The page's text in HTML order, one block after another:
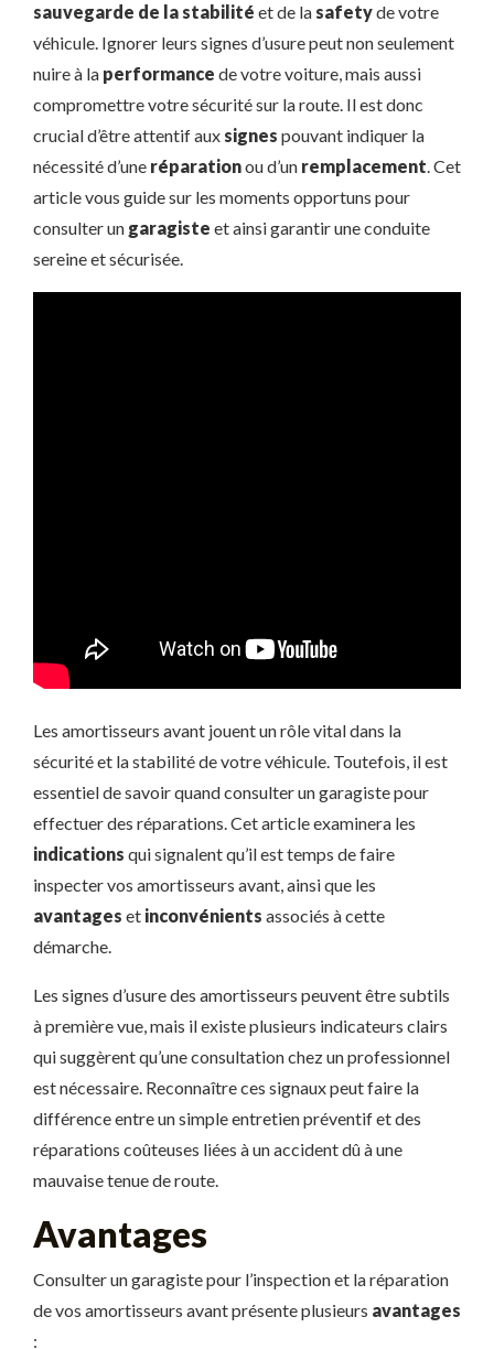
sauvegarde de la stabilité et de la safetyde votre
véhicule. Ignorer leurs signes d’usure peut non seulement
nuire à la performance de votre voiture, mais aussi
compromettre votre sécurité sur la route. Il est donc
crucial d’être attentif aux signes pouvant indiquer la
nécessité d’une réparationou d’un remplacement. Cet
article vous guide sur les moments opportuns pour
consulter un garagiste et ainsi garantir une conduite
sereine et sécurisée.
Les amortisseurs avant jouent un rôle vital dans la
sécurité et la stabilité de votre véhicule. Toutefois, il est
essentiel de savoir quand consulter un garagiste pour
effectuer des réparations. Cet article examinera les
indications qui signalent qu’il est temps de faire
inspecter vos amortisseurs avant, ainsi que les
avantages et inconvénients associés à cette
démarche.
Les signes d’usure des amortisseurs peuvent être subtils
à première vue, mais il existe plusieurs indicateurs clairs
qui suggèrent qu’une consultation chez un professionnel
est nécessaire. Reconnaître ces signaux peut faire la
différence entre un simple entretien préventif et des
réparations coûteuses liées à un accident dû à une
mauvaise tenue de route.
Avantages
Consulter un garagiste pour l’inspection et la réparation
de vos amortisseurs avant présente plusieurs avantages
: